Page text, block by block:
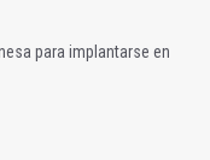
para implantarse en